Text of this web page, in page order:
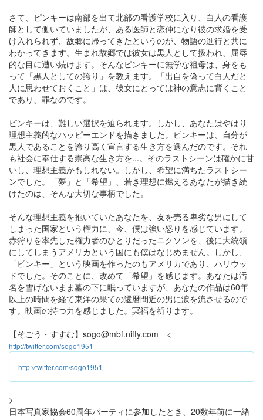
さて、ピンキーは南部を出て北部の看護学校に入り、白人の看護
師として働いていましたが、ある医師と恋仲になり彼の求婚を受
け入れられず、故郷に帰ってきたというのが、物語の進行と共に
わかってきます。生まれ故郷では彼女は黒人として扱われ、屈辱
的な目に遭い続けます。そんなピンキーに無学な祖母は、身をも
って「黒人としての誇り」を教えます。「出自を偽って白人だと
人に思わせておくこと」は、彼女にとっては神の意志に背くこと
であり、罪なのです。
ピンキーは、難しい選択を迫られます。しかし、あなたはやはり
理想主義的なハッピーエンドを描きました。ピンキーは、自分が
黒人であることを誇り高く宣言する生き方を選んだのです。それ
も社会に奉仕する崇高な生き方を...。そのラストシーンは確かに甘
いし、理想主義かもしれない。しかし、希望に満ちたラストシー
ンでした。「夢」と「希望」、若き理想に燃えるあなたが描き続
けたのは、そんな大切な事柄でした。
そんな理想主義を抱いていたあなたを、友を売る卑劣な男にして
しまった国家という権力に、今、僕は強い怒りを感じています。
赤狩りを率先した権力者のひとりだったニクソンを、後に大統領
にしてしまうアメリカという国にも僕はなじめません。しかし、
「ピンキー」という映画を作ったのもアメリカであり、ハリウッ
ドでした。そのことに、改めて「希望」を感じます。あなたは汚
名を雪げないまま墓の下に眠っていますが、あなたの作品は60年
以上の時間を経て東洋の果ての還暦間近の男に涙を流させるので
す。映画の持つ力を感じました。冥福を祈ります。
【そごう・すすむ】sogo@mbf.nifty.com <
http://twitter.com/sogo1951
http://twitter.com/sogo1951
>
日本写真家協会60周年パーティに参加したとき、20数年前に一緒